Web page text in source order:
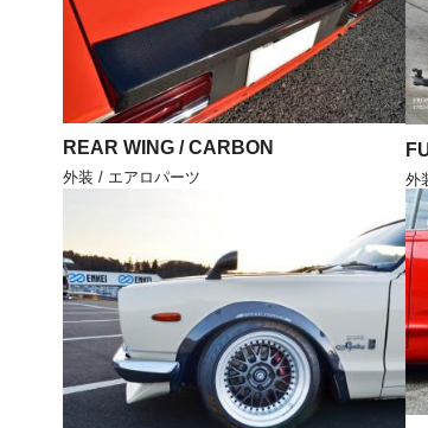
REAR WING / CARBON
外装 / エアロパーツ 外